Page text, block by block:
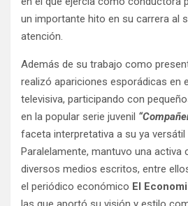
un importante hito en su carrera al
atención.
Además de su trabajo como
realizó apariciones esporádicas en
televisiva, participando con
en la popular serie juvenil
faceta interpretativa a su ya
Paralelamente, mantuvo una activa
diversos medios escritos, entre
el periódico económico El